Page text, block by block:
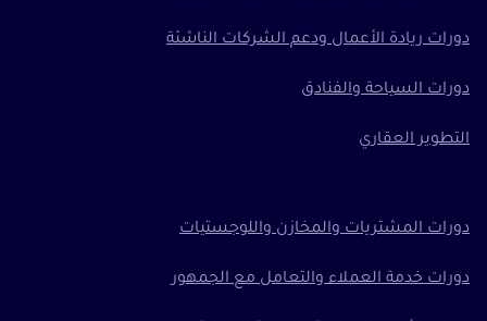
دورات ريادة الأعمال ودعم الشركات الناشئة
دورات السياحة والفنادق
التطوير العقاري
دورات المشتريات والمخازن واللوجستيات
دورات خدمة العملاء والتعامل مع الجمهور